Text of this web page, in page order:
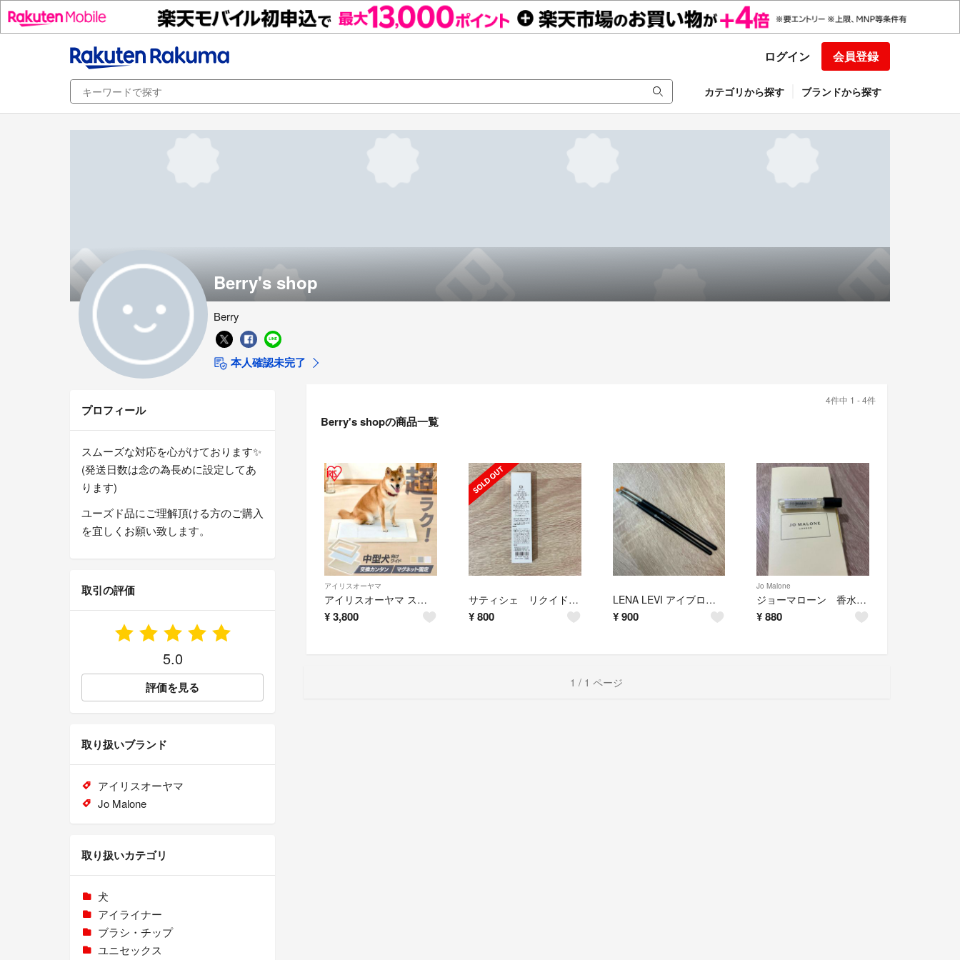
ログイン 会員登録
カテゴリから探す ブランドから探す
Berry's shop
Berry
本人確認未完了
4件中 1 - 4件
Berry's shopの商品一覧
アイリスオーヤマ
アイリスオーヤマ スクエアドッグトレー ワイド
¥3,800
サティシェ リクイドアイライナー ブラック 01 リフィル
¥800
LENA LEVI アイブロウブラシ #10 2本セット
¥ 900
Jo Malone
ジョーマローン 香水 ワイルドブルーベル
¥880
1 / 1 ページ
プロフィール
スムーズな対応を心がけております✨
(発送日数は念の為長めに設定してあ
ります)
ユーズド品にご理解頂ける方のご購入
を宜しくお願い致します。
取引の評価
5.0
評価を見る
取り扱いブランド
アイリスオーヤマ
Jo Malone
取り扱いカテゴリ
犬
アイライナー
ブラシ・チップ
ユニセックス